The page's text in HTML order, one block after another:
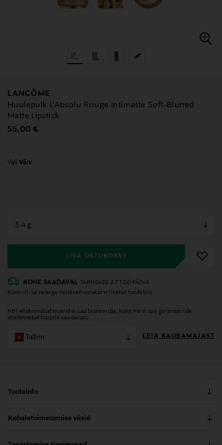
LANCÔME
Huulepulk L'Absolu Rouge Intimatte Soft-Blurred
Matte Lipstick
Original Price
55,00 €
Vali Värv
LISA OSTUKORVI
null
KOHE SAADAVAL TARNEAEG 2-7 TÖÖPÄEVA
Kontrolli tarneaega vastavalt ostukorvi lisatud toodetele
NB! Allahinnatud tooteid ei saa broneerida, kuna me ei saa garanteerida
allahinnatud toodete saadavust.
Tallinn LEIA KAUBAMAJAST
Tooteinfo
naha tunde ja pehmelt hägustatud mati viimistluse.
kanda täpselt nii, nagu soovid. Koostisele on lisatud
Kohaletoimetamise viisid